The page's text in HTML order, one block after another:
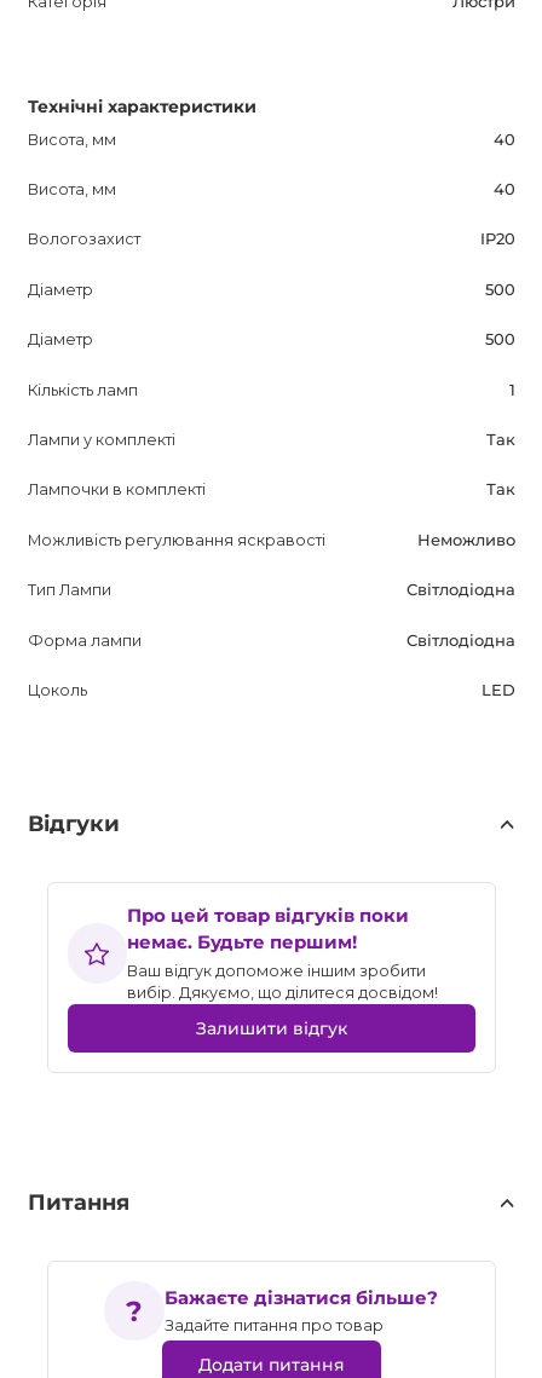
Технічні характеристики
Висота, мм 40
Висота, мм 40
Вологозахист IP20
Діаметр 500
Діаметр 500
Кількість ламп 1
Лампи у комплекті Так
Лампочки в комплекті Так
Можливість регулювання яскравості Неможливо
Тип Лампи Світлодіодна
Форма лампи Світлодіодна
Цоколь LED
Відгуки
Про цей товар відгуків поки
немає. Будьте першим!
Ваш відгук допоможе іншим зробити
вибір. Дякуємо, що ділитеся досвідом!
Залишити відгук
Питання
Бажаєте дізнатися більше?
Задайте питання про товар
Додати питання